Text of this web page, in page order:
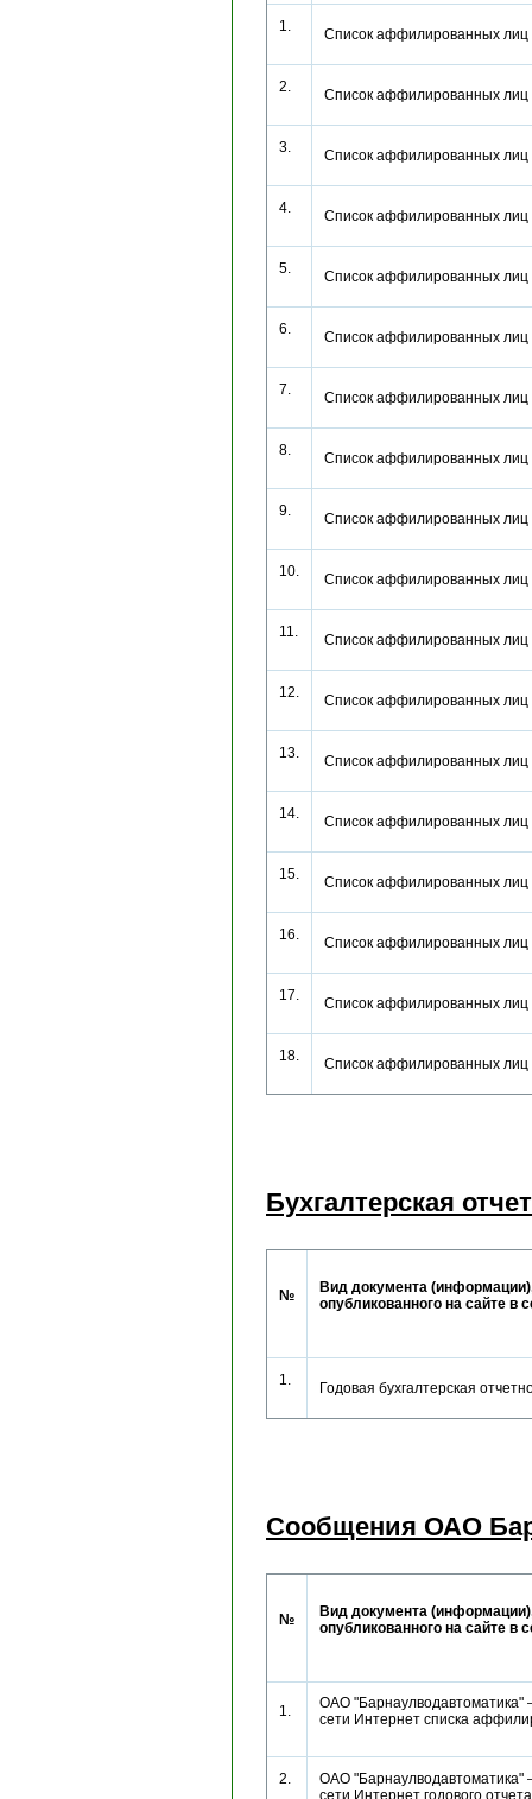
1. Список аффилированных
2. Список аффилированных
3. Список аффилированных
4. Список аффилированных
5. Список аффилированных
6. Список аффилированных
7. Список аффилированных
8. Список аффилированных
9. Список аффилированных
10. Список аффилированных
11. Список аффилированных
12. Список аффилированных
13. Список аффилированных
14. Cписок аффилированных
15. Список аффилированных
16. Список аффилированных
17. Список аффилированных
18. Список аффилированных
Бухгалтерская
№
Вид документа
опубликованного на сайте в
1. Годовая бухгалтерская
Сообщения ОАО
№
Вид документа
опубликованного на сайте в
1.
ОАО "Барнаулводавтоматика"
сети Интернет списка
2.
ОАО "Барнаулводавтоматика"
сети Интернет годового